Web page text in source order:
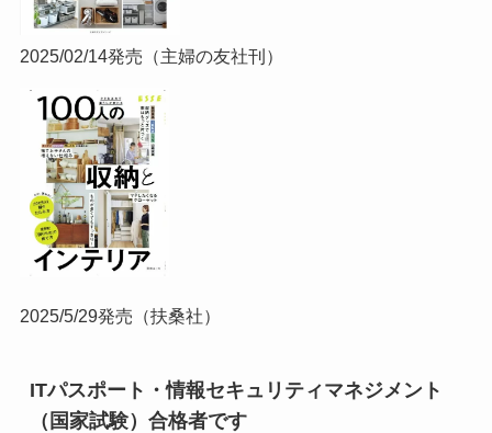
2025/02/14発売（主婦の友社刊）
2025/5/29発売（扶桑社）
ITパスポート・情報セキュリティマネジメント
（国家試験）合格者です